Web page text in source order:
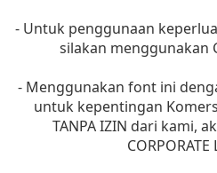
- Untuk penggunaan
silakan menggunakan
- Menggunakan font ini
untuk kepentingan
TANPA IZIN dari kami,
CORPORATE